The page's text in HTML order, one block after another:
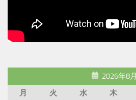
2026年8月
月
火 水 木